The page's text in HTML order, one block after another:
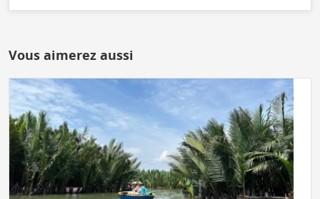
Vous aimerez aussi